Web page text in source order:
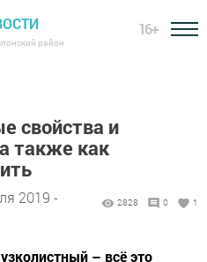
район
16+
свойства и
также как
2019 -
2828 0 1
– всё это